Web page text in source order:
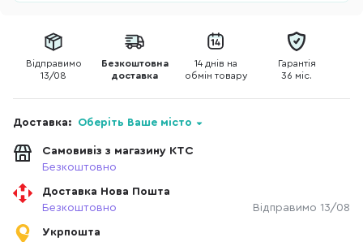
Відправимо
13/08
Безкоштовна
доставка
14 днів на
обмін товару
Гарантія
36 міс.
Доставка: Оберіть Ваше місто
Самовивіз з магазину КТС
Безкоштовно
Доставка Нова Пошта
Безкоштовно
Відправимо 13/08
Укрпошта